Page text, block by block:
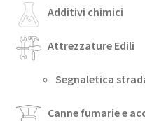
Additivi chimici
Attrezzature Edili
Segnaletica
Canne fumarie e